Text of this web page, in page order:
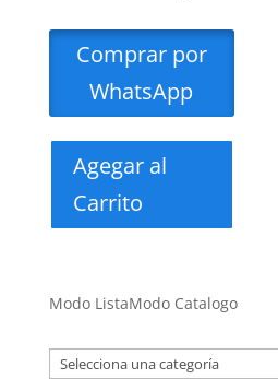
Comprar por
WhatsApp
Agegar al
Carrito
Modo ListaModo Catalogo
Selecciona